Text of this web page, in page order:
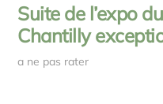
Suite de l’expo
Chantilly
a ne pas rater